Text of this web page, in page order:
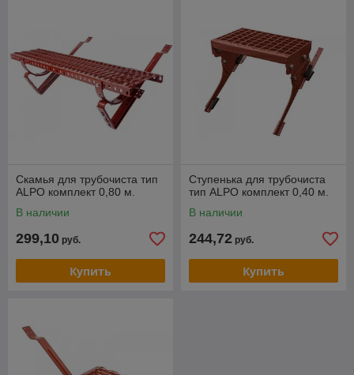
Скамья для трубочиста тип
ALPO комплект 0,80 м.
В наличии
299,10 руб.
Купить
Ступенька для трубочиста
тип ALPO комплект 0,40 м.
В наличии
244,72 руб.
Купить